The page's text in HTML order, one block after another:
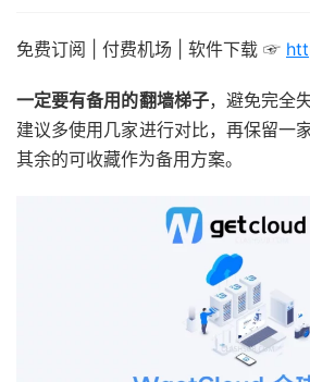
免费订阅 | 付费机场 | 软件下载 ☞
一定要有备用的翻墙梯子，避免完全
建议多使用几家进行对比，再保留一
其余的可收藏作为备用方案。